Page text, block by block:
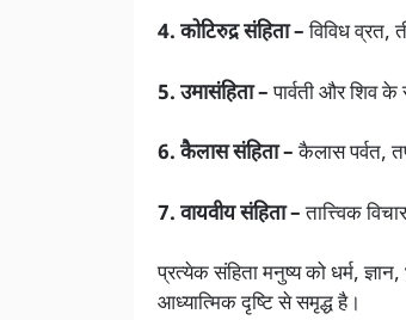
4. कोटिरुद्र संहिता –विविध व्रत,
5. उमासंहिता –पार्वती और शिव के
6. कैलास संहिता –कैलास पर्वत,
7. वायवीय संहिता –तात्त्विक
प्रत्येक संहिता मनुष्य को धर्म,
आध्यात्मिक दृष्टि से समृद्ध है।